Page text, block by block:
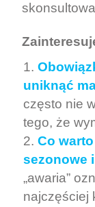
uniknąć
często nie
tego, że
Co
sezonowe
„awaria”
najczęściej